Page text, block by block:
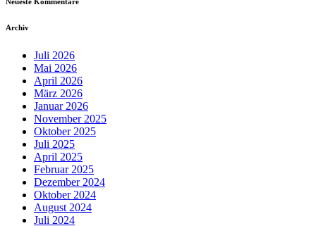
Archiv
Juli 2026
Mai 2026
April 2026
März 2026
Januar 2026
November 2025
Oktober 2025
Juli 2025
April 2025
Februar 2025
Dezember 2024
Oktober 2024
August 2024
Juli 2024